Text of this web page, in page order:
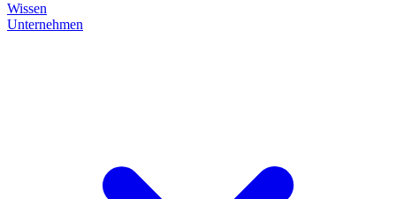
Wissen
Unternehmen